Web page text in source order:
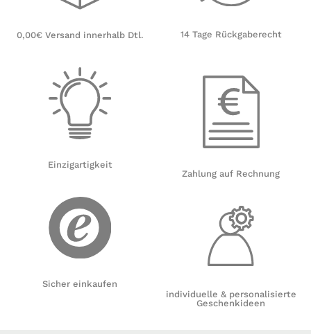
0,00€ Versand innerhalb Dtl.
Einzigartigkeit
Sicher einkaufen
14 Tage Rückgaberecht
Zahlung auf Rechnung
individuelle & personalisierte
Geschenkideen